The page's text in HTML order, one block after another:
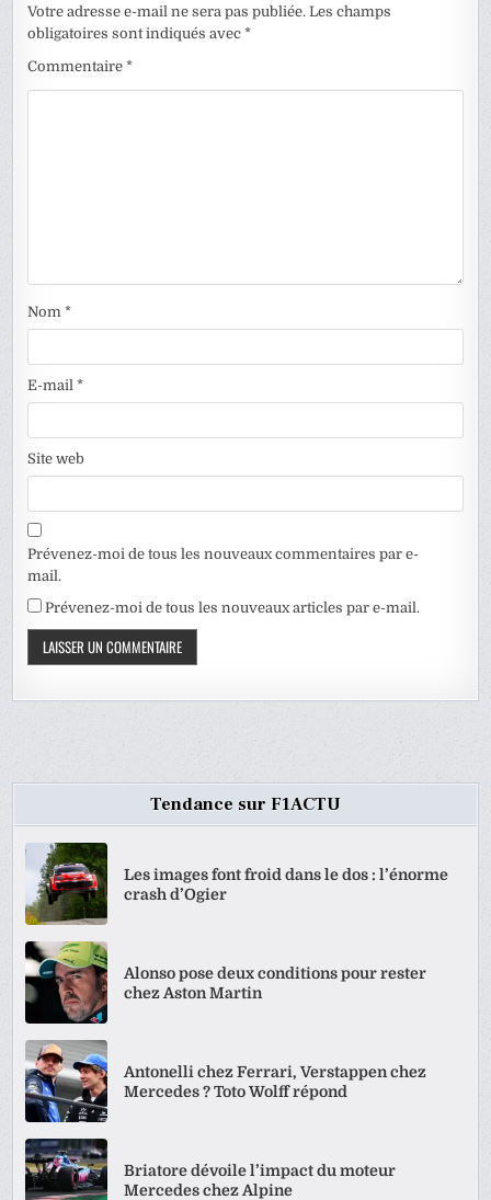
Votre adresse e-mail ne sera pas publiée. Les champs
obligatoires sont indiqués avec*
Commentaire*
Nom*
E-mail*
Site web
Prévenez-moi de tous les nouveaux commentaires par e-
mail.
Prévenez-moi de tous les nouveaux articles par e-mail.
Tendance sur F1ACTU
Les images font froid dans le dos : l’énorme
crash d’Ogier
Alonso pose deux conditions pour rester
chez Aston Martin
Antonelli chez Ferrari, Verstappen chez
Mercedes ? Toto Wolff répond
Briatore dévoile l’impact du moteur
Mercedes chez Alpine